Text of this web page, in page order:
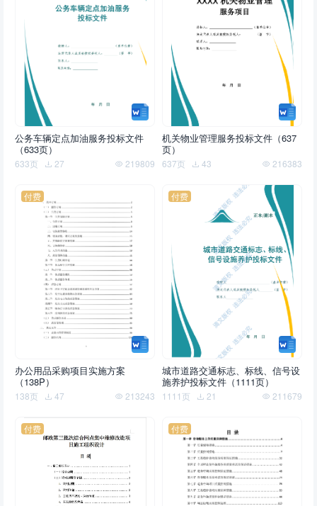
公务车辆定点加油服务投标文件
（633页）
633页 27 219809
机关物业管理服务投标文件（637
页）
637页 43 216383
付费
办公用品采购项目实施方案
（138P）
138页 47 213243
付费
城市道路交通标志、标线、信号设
施养护投标文件（1111页）
1111页 21 211679
付费 付费